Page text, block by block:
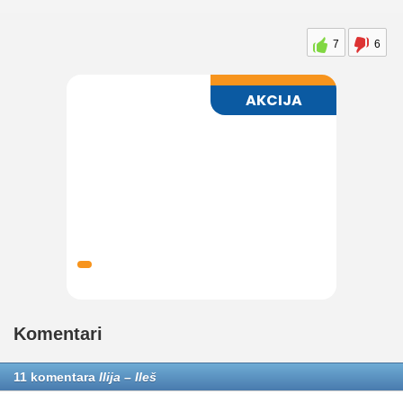
7 6
Komentari
11 komentara Ilija – Ileš